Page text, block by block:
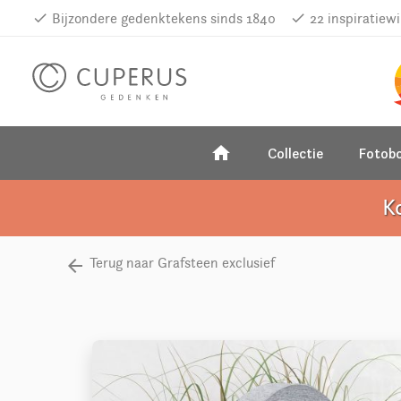
done Bijzondere gedenktekens sinds 1840 done 22
home Collectie
Terug naar Grafsteen exclusief